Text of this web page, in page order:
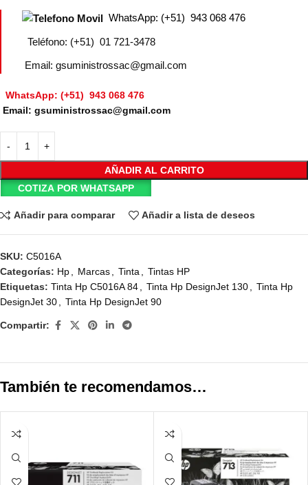
WhatsApp: (+51) 943 068 476
Teléfono: (+51) 01 721-3478
Email: gsuministrossac@gmail.com
WhatsApp: (+51) 943 068 476
Email: gsuministrossac@gmail.com
AÑADIR AL CARRITO
COTIZA POR WHATSAPP
Añadir para comparar Añadir a lista de deseos
SKU: C5016A
Categorías: Hp Marcas Tinta
Tintas HP
Etiquetas: Tinta Hp C5016A 84 Tinta Hp DesignJet 130
Tinta Hp
DesignJet 30
Tinta Hp DesignJet 90
Compartir:
También te recomendamos…